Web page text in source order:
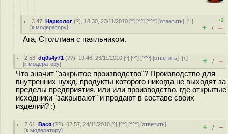
3.47 ,Нарколог (?), 18:30, 23/11/2010 [^] [^^] [^^^] [ответить][↑]
[к модератору]
+2
+ / –
Ага, Столлман с паяльником.
2.53 ,dq0s4y71 (??), 19:46, 23/11/2010 [^] [^^] [^^^] [ответить][↑]
[к модератору] + / –
Что значит "закрытое производство"? Производство для
внутренних нужд, продукты которого никогда не выходят за
пределы предприятия, или или производство, где открытые
исходники "закрывают" и продают в составе своих
изделий? :)
2.61 ,Вася (??), 02:57, 24/11/2010 [^] [^^] [^^^] [ответить]
[к модератору] + / –